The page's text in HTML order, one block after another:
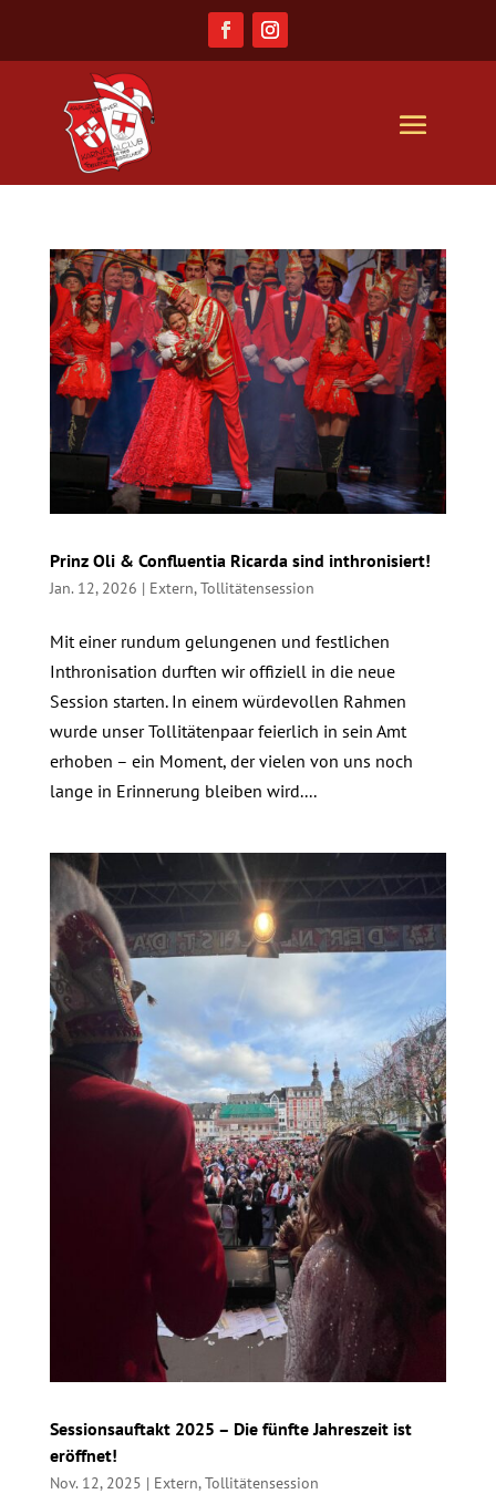
Prinz Oli & Confluentia Ricarda sind inthronisiert!
Jan. 12, 2026 | Extern,Tollitätensession
Mit einer rundum gelungenen und festlichen
Inthronisation durften wir offiziell in die neue
Session starten. In einem würdevollen Rahmen
wurde unser Tollitätenpaar feierlich in sein Amt
erhoben – ein Moment, der vielen von uns noch
lange in Erinnerung bleiben wird....
Sessionsauftakt 2025 – Die fünfte Jahreszeit ist
eröffnet!
Nov. 12, 2025 | Extern,Tollitätensession